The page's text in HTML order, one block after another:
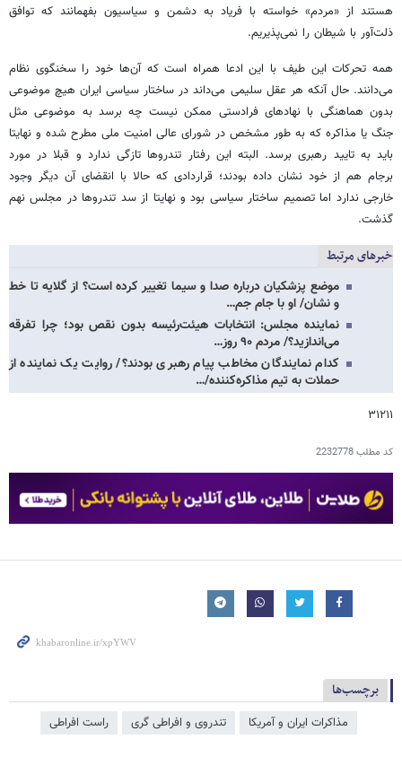
هستند از «مردم» خواسته با فریاد به دشمن و سیاسیون بفهمانند که توافق
ذلت‌آور با شیطان را نمی‌پذیریم.
همه تحرکات این طیف با این ادعا همراه است که آن‌ها خود را سخنگوی نظام
می‌دانند. حال آنکه هر عقل سلیمی می‌داند در ساختار سیاسی ایران هیچ موضوعی
بدون هماهنگی با نهادهای فرادستی ممکن نیست چه برسد به موضوعی مثل
جنگ یا مذاکره که به طور مشخص در شورای عالی امنیت ملی مطرح شده و نهایتا
باید به تایید رهبری برسد. البته این رفتار تندروها تازگی ندارد و قبلا در مورد
برجام هم از خود نشان داده بودند؛ قراردادی که حالا با انقضای آن دیگر وجود
خارجی ندارد اما تصمیم ساختار سیاسی بود و نهایتا از سد تندروها در مجلس نهم
گذشت.
خبرهای مرتبط
موضع پزشکیان درباره صدا و سیما تغییر کرده است؟ از گلایه تا خط
و نشان/ او با جام جم…
نماینده مجلس: انتخابات هیئت‌رئیسه بدون نقص بود؛ چرا تفرقه
می‌اندازید؟/ مردم ۹۰ روز…
کدام نمایندگان مخاطب پیام رهبری بودند؟/ روایت یک نماینده از
حملات به تیم مذاکره‌کننده/…
۳۱۲۱۱
کد مطلب2232778
برچسب‌ها
مذاکرات ایران و آمریکا تندروی و افراطی گری راست افراطی